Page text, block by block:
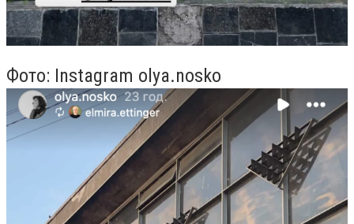
Фото: Instagram olya.nosko